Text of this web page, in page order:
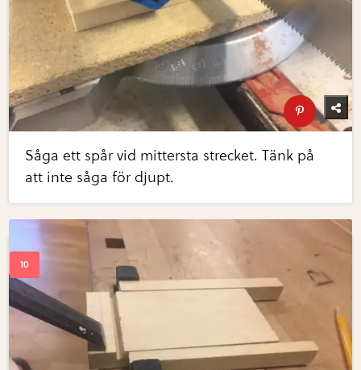
Såga ett spår vid mittersta strecket. Tänk på
att inte såga för djupt.